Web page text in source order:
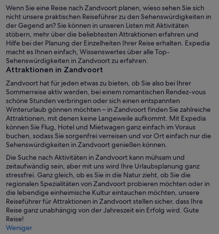
Wenn Sie eine Reise nach Zandvoort planen, wieso sehen Sie sich
nicht unsere praktischen Reiseführer zu den Sehenswürdigkeiten in
der Gegend an? Sie können in unseren Listen mit Aktivitäten
stöbern, mehr über die beliebtesten Attraktionen erfahren und
Hilfe bei der Planung der Einzelheiten Ihrer Reise erhalten. Expedia
macht es Ihnen einfach, Wissenswertes über alle Top-
Sehenswürdigkeiten in Zandvoort zu erfahren.
Attraktionen in Zandvoort
Zandvoort hat für jeden etwas zu bieten, ob Sie also bei Ihrer
Sommerreise aktiv werden, bei einem romantischen Rendez-vous
schöne Stunden verbringen oder sich einen entspannten
Winterurlaub gönnen möchten – in Zandvoort finden Sie zahlreiche
Attraktionen, mit denen keine Langeweile aufkommt. Mit Expedia
können Sie Flug, Hotel und Mietwagen ganz einfach im Voraus
buchen, sodass Sie sorgenfrei verreisen und vor Ort einfach nur die
Sehenswürdigkeiten in Zandvoort genießen können.
Die Suche nach Aktivitäten in Zandvoort kann mühsam und
zeitaufwändig sein, aber mit uns wird Ihre Urlaubsplanung ganz
stressfrei. Ganz gleich, ob es Sie in die Natur zieht, ob Sie die
regionalen Spezialitäten von Zandvoort probieren möchten oder in
die lebendige einheimische Kultur eintauchen möchten, unsere
Reiseführer für Attraktionen in Zandvoort stellen sicher, dass Ihre
Reise ganz unabhängig von der Jahreszeit ein Erfolg wird. Gute
Reise!
Weniger